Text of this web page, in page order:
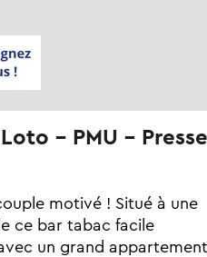
motivé ! Situé à une
ce bar tabac facile
un grand appartement